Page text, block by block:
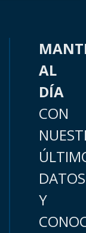
AL
DÍA
CON
DATOS
Y